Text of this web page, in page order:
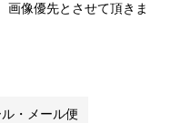
画像優先とさせて頂きま
・メール便